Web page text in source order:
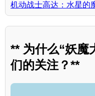
机动战士高达：水星的
** 为什么“妖魔
们的关注？**